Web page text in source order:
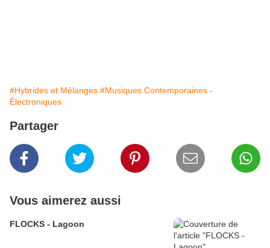
#Hybrides et Mélanges #Musiques Contemporaines -
Électroniques
Partager
Vous aimerez aussi
FLOCKS - Lagoon